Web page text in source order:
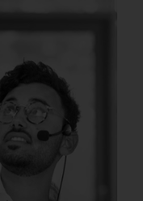
ESy-
von